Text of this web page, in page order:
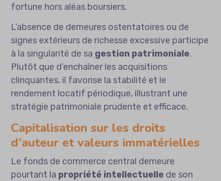
fortune hors aléas boursiers.
L’absence de demeures ostentatoires ou de
signes extérieurs de richesse excessive participe
à la singularité de sa gestion patrimoniale.
Plutôt que d’enchaîner les acquisitions
clinquantes, il favorise la stabilité et le
rendement locatif périodique, illustrant une
stratégie patrimoniale prudente et efficace.
Capitalisation sur les droits
d’auteur et valeurs immatérielles
Le fonds de commerce central demeure
pourtant la propriété intellectuelle de son